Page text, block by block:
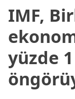
IMF,
yüzde